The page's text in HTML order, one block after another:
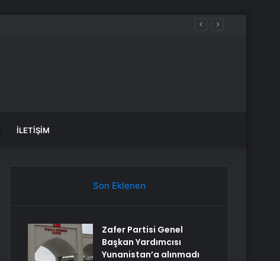
İLETIŞIM
Son Eklenen
Zafer Partisi Genel
Başkan Yardımcısı
Yunanistan’a alınmadı